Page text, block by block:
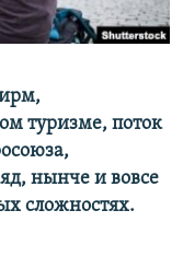
туризме, поток
нынче и вовсе
сложностях.